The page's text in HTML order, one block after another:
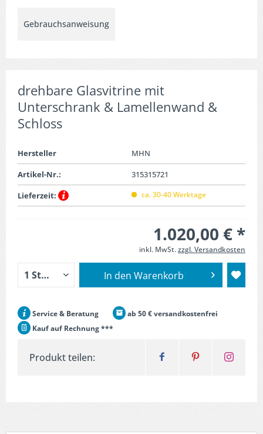
Gebrauchsanweisung
drehbare Glasvitrine mit
Unterschrank & Lamellenwand &
Schloss
Hersteller
MHN
Artikel-Nr.:
315315721
Lieferzeit:
ca. 30-40 Werktage
1.020,00 € *
inkl. MwSt.zzgl. Versandkosten
In den Warenkorb
Service & Beratung
ab 50 € versandkostenfrei
Kauf auf Rechnung ***
Produkt teilen: